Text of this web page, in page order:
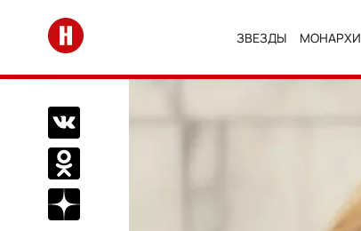
Перейти на главную
ЗВЕЗДЫ МОНАРХИ
Поделиться Вконтакте
Поделиться в Одноклассниках
Подписаться на нас в Дзен